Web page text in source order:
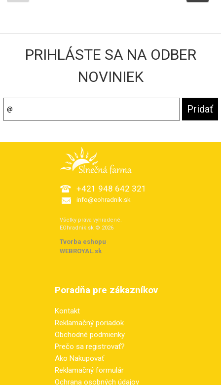
PRIHLÁSTE SA NA ODBER
NOVINIEK
+421 948 642 321
info@eohradnik.sk
Všetky práva vyhradené.
EOhradnik.sk © 2026
Tvorba eshopu:
WEBROYAL.sk
Poradňa pre zákazníkov
Kontakt
Reklamačný poriadok
Obchodné podmienky
Prečo sa registrovať?
Ako Nakupovať
Reklamačný formulár
Ochrana osobných údajov